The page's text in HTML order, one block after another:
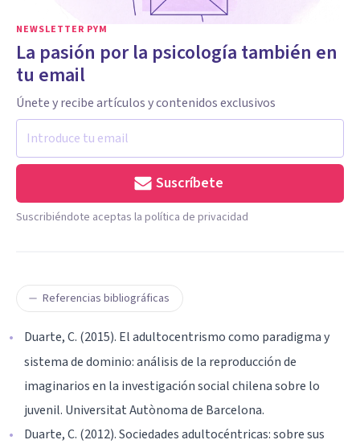
NEWSLETTER PYM
La pasión por la psicología también en
tu email
Únete y recibe artículos y contenidos exclusivos
Suscríbete
Suscribiéndote aceptas la política de privacidad
Referencias bibliográficas
Duarte, C. (2015). El adultocentrismo como paradigma y
sistema de dominio: análisis de la reproducción de
imaginarios en la investigación social chilena sobre lo
juvenil. Universitat Autònoma de Barcelona.
Duarte, C. (2012). Sociedades adultocéntricas: sobre sus